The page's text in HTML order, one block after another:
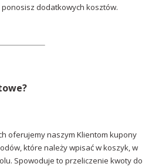
dodatkowych kosztów.
oferujemy naszym Klientom kupony
które należy wpisać w koszyk, w
Spowoduje to przeliczenie kwoty do